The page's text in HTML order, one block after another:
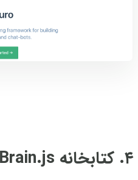
۴. کتابخانه Brain.js